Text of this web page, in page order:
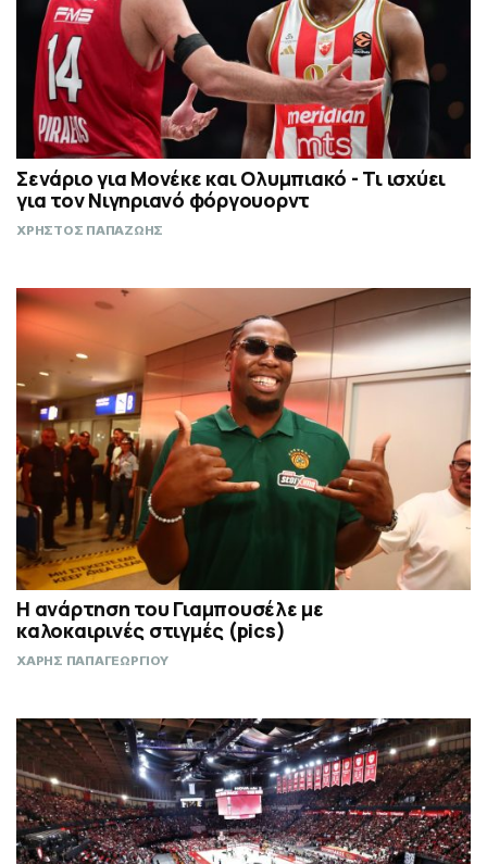
Σενάριο για Μονέκε και Ολυμπιακό - Τι ισχύει
για τον Νιγηριανό φόργουορντ
ΧΡΗΣΤΟΣ ΠΑΠΑΖΩΗΣ
Η ανάρτηση του Γιαμπουσέλε με
καλοκαιρινές στιγμές (pics)
ΧΑΡΗΣ ΠΑΠΑΓΕΩΡΓΙΟΥ